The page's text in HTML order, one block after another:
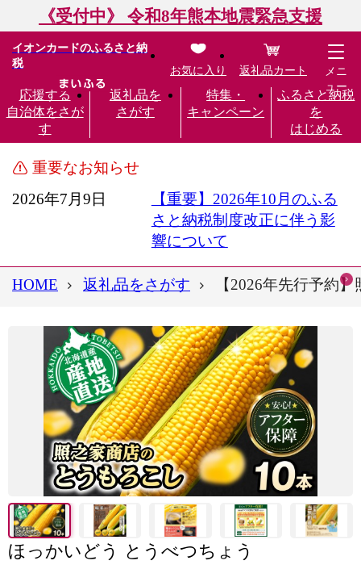
《受付中》 令和8年熊本地震緊急支援
イオンカードのふるさと納
税
応援する
自治体をさが
す
返礼品を
さがす
特集・
キャンペーン
ふるさと納税
を
はじめる
お気に入り 返礼品カート
メニ
ュー
重要なお知らせ
2026年7月9日
【重要】2026年10月のふる
さと納税制度改正に伴う影
響について
HOME 返礼品をさがす 【2026年先行予約
ほっかいどう とうべつちょう